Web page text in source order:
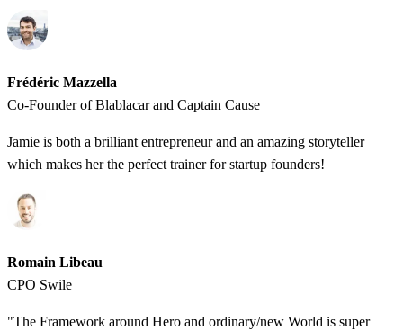
Frédéric Mazzella
Co-Founder of Blablacar and Captain Cause
Jamie is both a brilliant entrepreneur and an amazing storyteller
which makes her the perfect trainer for startup founders!
Romain Libeau
CPO Swile
"The Framework around Hero and ordinary/new World is super